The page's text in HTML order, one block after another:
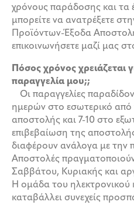
χρόνους παράδοσης και τα
μπορείτε να ανατρέξετε
Προϊόντων-Έξοδα
επικοινωνήσετε μαζί μας
Πόσος χρόνος χρειάζεται
παραγγελία μου;;
Οι παραγγελίες
ημερών στο εσωτερικό από
αποστολής και 7-10 στο
επιβεβαίωση της
διαφέρουν ανάλογα με την
Αποστολές
Σαββάτου, Κυριακής και
Η ομάδα του
καταβάλλει συνεχείς